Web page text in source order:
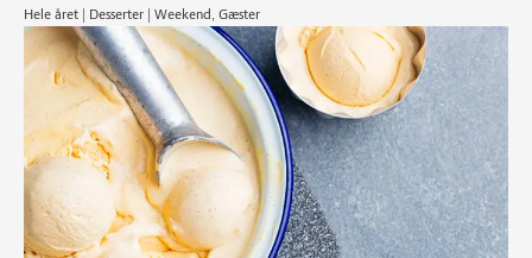
Hele året | Desserter | Weekend, Gæster